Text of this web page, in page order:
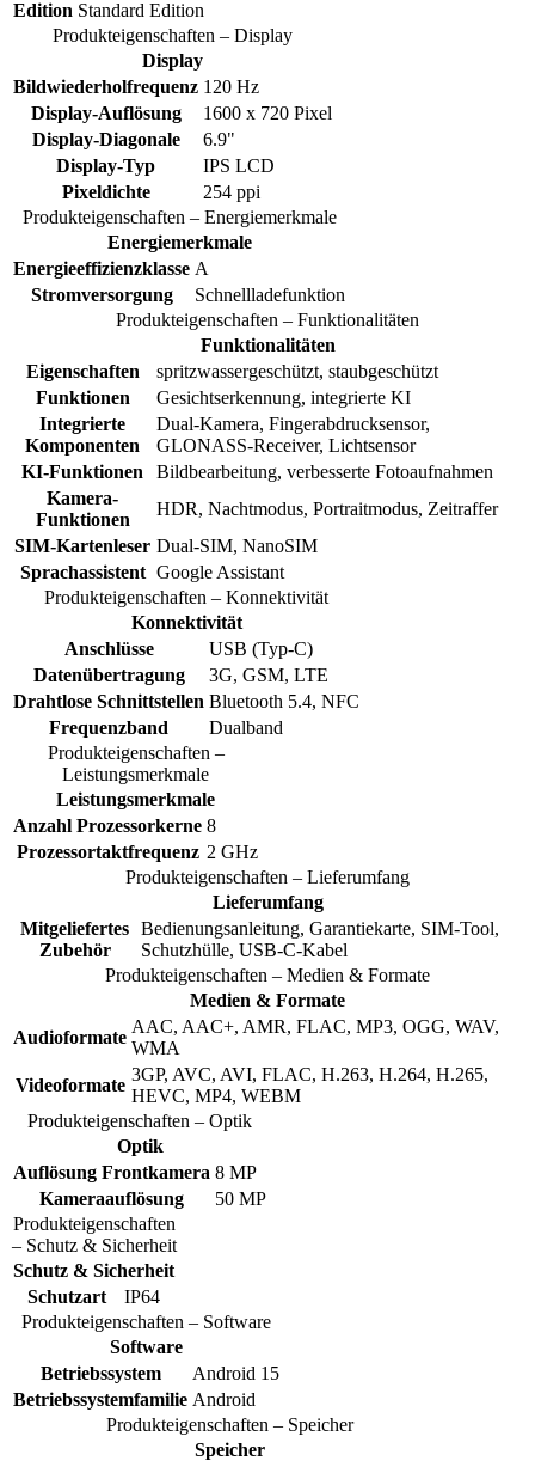
Edition Standard Edition
Produkteigenschaften – Display
Display
Bildwiederholfrequenz 120 Hz
Display-Auflösung
1600 x 720 Pixel
Display-Diagonale
6.9"
Display-Typ
IPS LCD
Pixeldichte
254 ppi
Produkteigenschaften – Energiemerkmale
Energiemerkmale
Energieeffizienzklasse A
Stromversorgung
Schnellladefunktion
Produkteigenschaften – Funktionalitäten
Funktionalitäten
Eigenschaften
spritzwassergeschützt, staubgeschützt
Funktionen
Gesichtserkennung, integrierte KI
Integrierte
Komponenten
Dual-Kamera, Fingerabdrucksensor,
GLONASS-Receiver, Lichtsensor
KI-Funktionen
Bildbearbeitung, verbesserte Fotoaufnahmen
Kamera-
Funktionen
HDR, Nachtmodus, Portraitmodus, Zeitraffer
SIM-Kartenleser Dual-SIM, NanoSIM
Sprachassistent Google Assistant
Produkteigenschaften – Konnektivität
Konnektivität
Anschlüsse
USB (Typ-C)
Datenübertragung
3G, GSM, LTE
Drahtlose Schnittstellen Bluetooth 5.4, NFC
Frequenzband
Dualband
Produkteigenschaften –
Leistungsmerkmale
Leistungsmerkmale
Anzahl Prozessorkerne 8
Prozessortaktfrequenz 2 GHz
Produkteigenschaften – Lieferumfang
Lieferumfang
Mitgeliefertes
Zubehör
Bedienungsanleitung, Garantiekarte, SIM-Tool,
Schutzhülle, USB-C-Kabel
Produkteigenschaften – Medien & Formate
Medien & Formate
Audioformate
AAC, AAC+, AMR, FLAC, MP3, OGG, WAV,
WMA
Videoformate
3GP, AVC, AVI, FLAC, H.263, H.264, H.265,
HEVC, MP4, WEBM
Produkteigenschaften – Optik
Optik
Auflösung Frontkamera 8 MP
Kameraauflösung
50 MP
Produkteigenschaften
– Schutz & Sicherheit
Schutz & Sicherheit
Schutzart
IP64
Produkteigenschaften – Software
Software
Betriebssystem
Android 15
Betriebssystemfamilie Android
Produkteigenschaften – Speicher
Speicher